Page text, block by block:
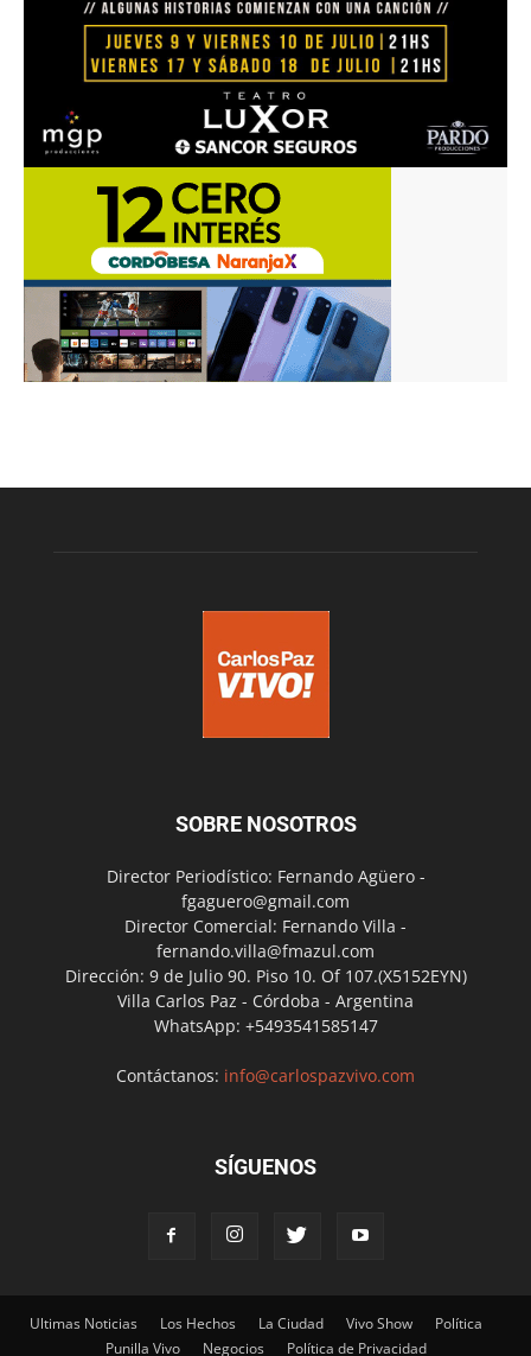
SOBRE NOSOTROS
Director Periodístico: Fernando Agüero -
fgaguero@gmail.com
Director Comercial: Fernando Villa -
fernando.villa@fmazul.com
Dirección: 9 de Julio 90. Piso 10. Of 107.(X5152EYN)
Villa Carlos Paz - Córdoba - Argentina
WhatsApp: +5493541585147
Contáctanos: info@carlospazvivo.com
SÍGUENOS
Ultimas Noticias Los Hechos La Ciudad Vivo Show
Política
Punilla Vivo
Negocios Política de Privacidad